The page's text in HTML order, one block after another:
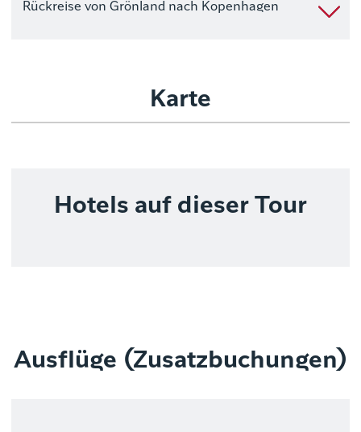
Rückreise von Grönland nach Kopenhagen
Karte
Hotels auf dieser Tour
Ausflüge (Zusatzbuchungen)